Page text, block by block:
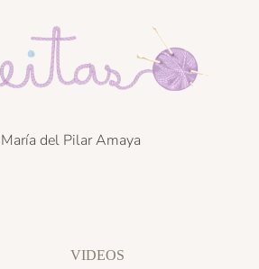
del Pilar Amaya
VIDEOS